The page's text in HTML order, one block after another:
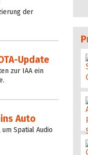
der
Update
zur IAA ein
Auto
Spatial Audio